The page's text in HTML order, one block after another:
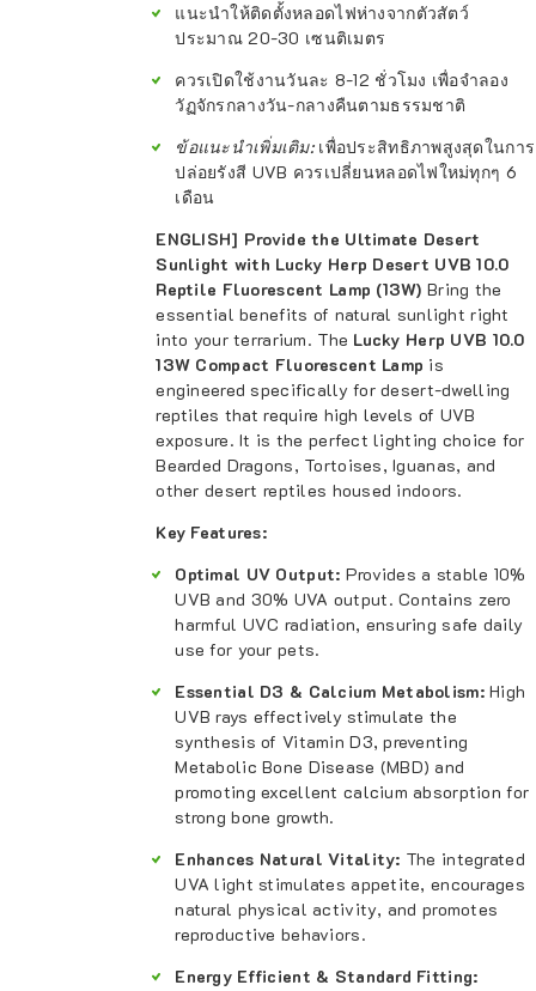
แนะนำให้ติดตั้งหลอดไฟห่างจากตัวสัตว์
ประมาณ 20-30 เซนติเมตร
ควรเปิดใช้งานวันละ 8-12 ชั่วโมง เพื่อจำลอง
วัฏจักรกลางวัน-กลางคืนตามธรรมชาติ
ข้อแนะนำเพิ่มเติม:เพื่อประสิทธิภาพสูงสุดในการ
ปล่อยรังสี UVB ควรเปลี่ยนหลอดไฟใหม่ทุกๆ 6
เดือน
ENGLISH] Provide the Ultimate Desert
Sunlight with Lucky Herp Desert UVB 10.0
Reptile Fluorescent Lamp (13W) Bring the
essential benefits of natural sunlight right
into your terrarium. The Lucky Herp UVB 10.0
13W Compact Fluorescent Lamp is
engineered specifically for desert-dwelling
reptiles that require high levels of UVB
exposure. It is the perfect lighting choice for
Bearded Dragons, Tortoises, Iguanas, and
other desert reptiles housed indoors.
Key Features:
Optimal UV Output: Provides a stable 10%
UVB and 30% UVA output. Contains zero
harmful UVC radiation, ensuring safe daily
use for your pets.
Essential D3 & Calcium Metabolism:High
UVB rays effectively stimulate the
synthesis of Vitamin D3, preventing
Metabolic Bone Disease (MBD) and
promoting excellent calcium absorption for
strong bone growth.
Enhances Natural Vitality: The integrated
UVA light stimulates appetite, encourages
natural physical activity, and promotes
reproductive behaviors.
Energy Efficient & Standard Fitting: